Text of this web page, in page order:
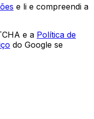
e li e compreendi a
e a Política de
do Google se